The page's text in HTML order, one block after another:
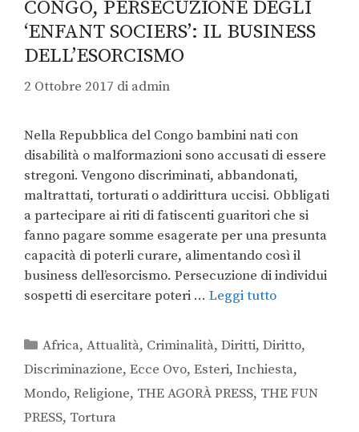
CONGO, PERSECUZIONE DEGLI
‘ENFANT SOCIERS’: IL BUSINESS
DELL’ESORCISMO
2 Ottobre 2017 di admin
Nella Repubblica del Congo bambini nati con
disabilità o malformazioni sono accusati di essere
stregoni. Vengono discriminati, abbandonati,
maltrattati, torturati o addirittura uccisi. Obbligati
a partecipare ai riti di fatiscenti guaritori che si
fanno pagare somme esagerate per una presunta
capacità di poterli curare, alimentando così il
business dell’esorcismo. Persecuzione di individui
sospetti di esercitare poteri … Leggi tutto
Africa,Attualità, Criminalità,Diritti,Diritto,
Discriminazione, Ecce Ovo, Esteri, Inchiesta,
Mondo, Religione, THE AGORÀ PRESS, THE FUN
PRESS, Tortura